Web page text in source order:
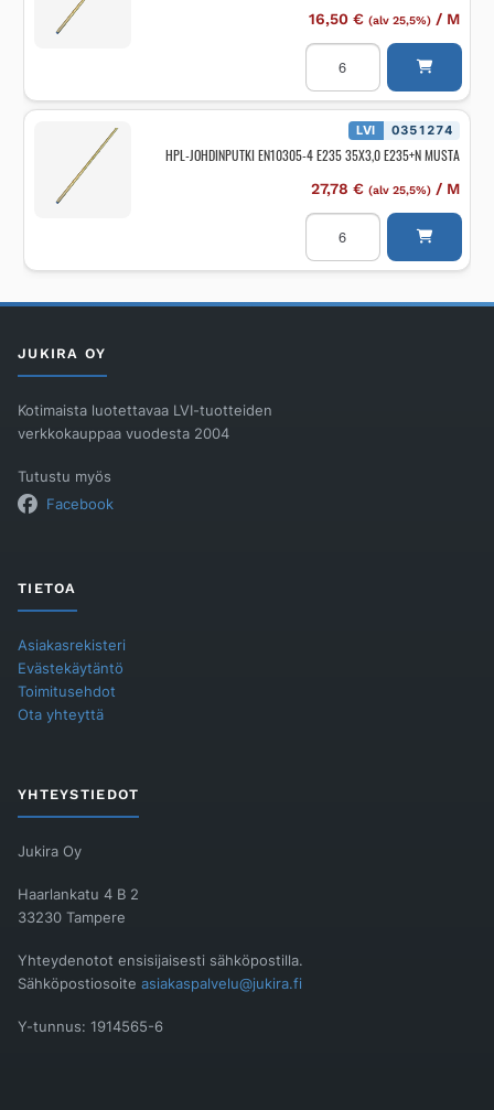
16,50 € (alv 25,5%)/ M
HPL-
JOHDINPUTKI
4
E235
20X3,0
E235+N
MUSTA
LVI 0351274
HPL-JOHDINPUTKI EN10305-4 E235 35X3,0 E235+N MUSTA
27,78 € (alv 25,5%)/ M
HPL-
JOHDINPUTKI
4
E235+N
JUKIRA OY
Kotimaista luotettavaa LVI-tuotteiden
verkkokauppaa vuodesta 2004
Tutustu myös
Facebook
TIETOA
Asiakasrekisteri
Evästekäytäntö
Toimitusehdot
Ota yhteyttä
YHTEYSTIEDOT
Jukira Oy
Haarlankatu 4 B 2
33230 Tampere
Yhteydenotot ensisijaisesti sähköpostilla.
Sähköpostiosoite asiakaspalvelu@jukira.fi
Y-tunnus: 1914565-6